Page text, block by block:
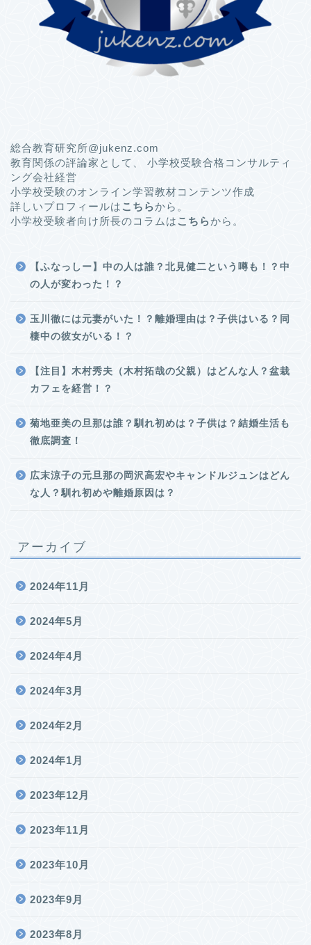
総合教育研究所@jukenz.com
教育関係の評論家として、 小学校受験合格コンサルティ
ング会社経営
小学校受験のオンライン学習教材コンテンツ作成
詳しいプロフィールはこちらから。
小学校受験者向け所長のコラムはこちらから。
【ふなっしー】中の人は誰？北見健二という噂も！？中
の人が変わった！？
玉川徹には元妻がいた！？離婚理由は？子供はいる？同
棲中の彼女がいる！？
【注目】木村秀夫（木村拓哉の父親）はどんな人？盆栽
カフェを経営！？
菊地亜美の旦那は誰？馴れ初めは？子供は？結婚生活も
徹底調査！
広末涼子の元旦那の岡沢高宏やキャンドルジュンはどん
な人？馴れ初めや離婚原因は？
アーカイブ
2024年11月
2024年5月
2024年4月
2024年3月
2024年2月
2024年1月
2023年12月
2023年11月
2023年10月
2023年9月
2023年8月